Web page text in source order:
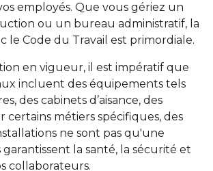
employés. Que vous gériez un
ou un bureau administratif, la
le Code du Travail est primordiale.
en vigueur, il est impératif que
incluent des équipements tels
des cabinets d’aisance, des
certains métiers spécifiques, des
ne sont pas qu'une
la santé, la sécurité et
collaborateurs.